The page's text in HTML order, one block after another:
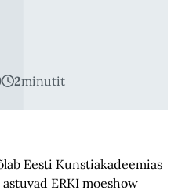
2minutit
Eesti Kunstiakadeemias
ERKI moeshow